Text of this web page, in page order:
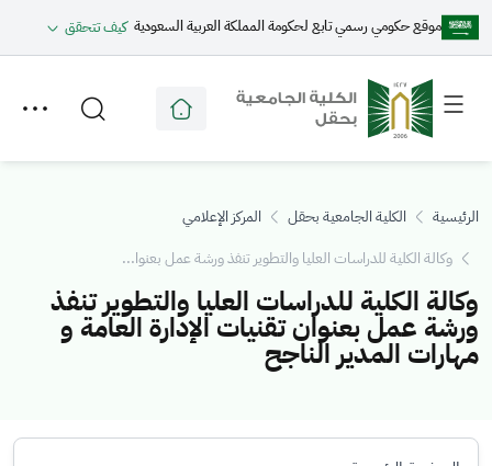
موقع حكومي رسمي تابع لحكومة المملكة العربية السعودية كيف تتحقق
Toggle
menu
Toggle
secondary
menu
الرئيسية الكلية الجامعية بحقل
المركز الإعلامي
وكالة الكلية للدراسات العليا والتطوير تنفذ ورشة عمل بعنوا...
وكالة الكلية للدراسات العليا والتطوير تنفذ
ورشة عمل بعنوان تقنيات الإدارة العامة و
مهارات المدير الناجح